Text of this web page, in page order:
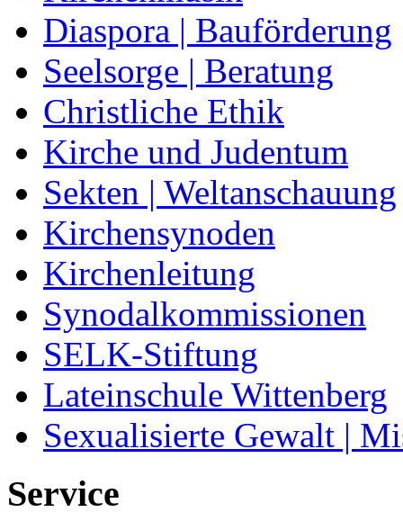
Diaspora | Bauförderung
Seelsorge | Beratung
Christliche Ethik
Kirche und Judentum
Sekten | Weltanschauung
Kirchensynoden
Kirchenleitung
Synodalkommissionen
SELK-Stiftung
Lateinschule Wittenberg
Sexualisierte Gewalt |
Service